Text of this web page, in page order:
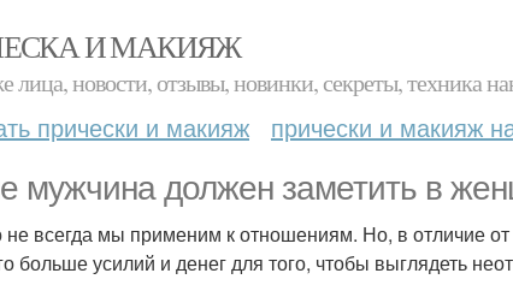
И МАКИЯЖ
новости, отзывы, новинки, секреты, техника
прически и макияж прически и макияж
мужчина должен заметить в
не всегда мы применим к отношениям. Но, в отличие
больше усилий и денег для того, чтобы выглядеть